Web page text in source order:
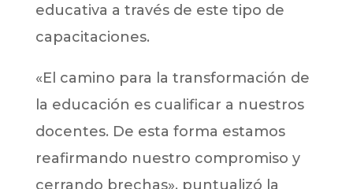
educativa a través de este tipo de
capacitaciones.
«El camino para la transformación de
la educación es cualificar a nuestros
docentes. De esta forma estamos
reafirmando nuestro compromiso y
cerrando brechas», puntualizó la